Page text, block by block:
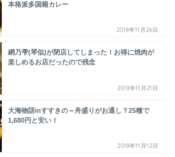
本格派多国籍カレー
2018年11月26日
網乃雫(琴似)が閉店してしまった！お得に焼肉が
楽しめるお店だったので残念
2018年11月21日
大海物語inすすきの～舟盛りがお通し？25種で
1,680円と安い！
2018年11月12日